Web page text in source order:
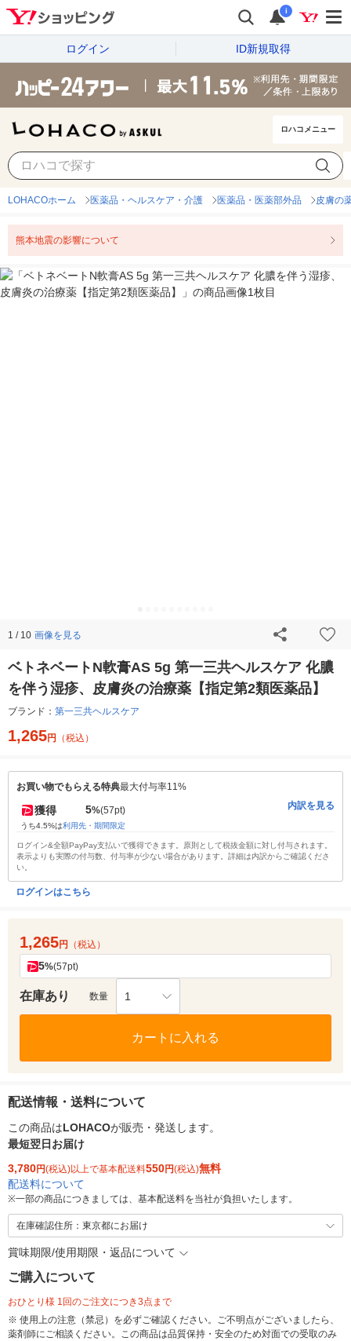
i
ログイン ID新規取得
ロハコメニュー
LOHACOホーム 医薬品・ヘルスケア・介護 医薬品・医薬部外品 皮膚の
熊本地震の影響について
1 / 10 画像を見る
ベトネベートN軟膏AS 5g 第一三共ヘルスケア 化膿
を伴う湿疹、皮膚炎の治療薬【指定第2類医薬品】
ブランド： 第一三共ヘルスケア
1,265円 （税込）
お買い物でもらえる特典最大付与率11%
獲得 5%(57pt)
うち4.5%は利用先・期間限定
内訳を見る
ログイン&全額PayPay支払いで獲得できます。原則として税抜金額に対し付与されます。
表示よりも実際の付与数、付与率が少ない場合があります。詳細は内訳からご確認くださ
い。
ログインはこちら
1,265円 （税込）
5%(57pt)
在庫あり 数量 1
カートに入れる
配送情報・送料について
この商品はLOHACOが販売・発送します。
最短翌日お届け
3,780円(税込)以上で基本配送料550円(税込)無料
配送料について
※一部の商品につきましては、基本配送料を当社が負担いたします。
在庫確認住所：東京都にお届け
賞味期限/使用期限・返品について
ご購入について
おひとり様 1回のご注文につき3点まで
※ 使用上の注意（禁忌）を必ずご確認ください。ご不明点がございましたら、
薬剤師にご相談ください。この商品は品質保持・安全のため対面での受取のみ